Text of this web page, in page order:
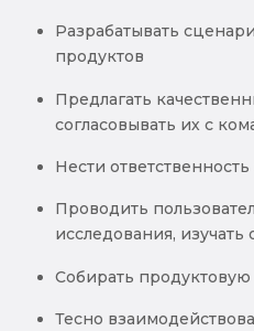
Разрабатывать
продуктов
Предлагать
согласовывать их с
Нести ответственность
Проводить
исследования, изучать
Собирать продуктовую
Тесно